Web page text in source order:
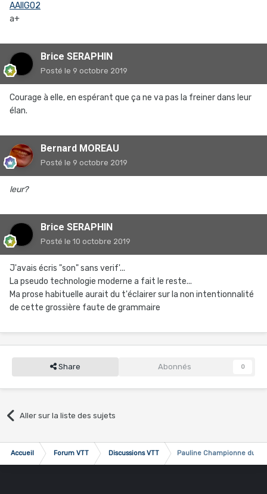
AAIlGO2
a+
Brice SERAPHIN
Posté le 9 octobre 2019
Courage à elle, en espérant que ça ne va pas la freiner dans leur
élan.
Bernard MOREAU
Posté le 9 octobre 2019
leur?
Brice SERAPHIN
Posté le 10 octobre 2019
J'avais écris "son" sans verif'...
La pseudo technologie moderne a fait le reste...
Ma prose habituelle aurait du t'éclairer sur la non intentionnalité
de cette grossière faute de grammaire
Share Abonnés 0
Aller sur la liste des sujets
Accueil Forum VTT Discussions VTT Pauline Championne du